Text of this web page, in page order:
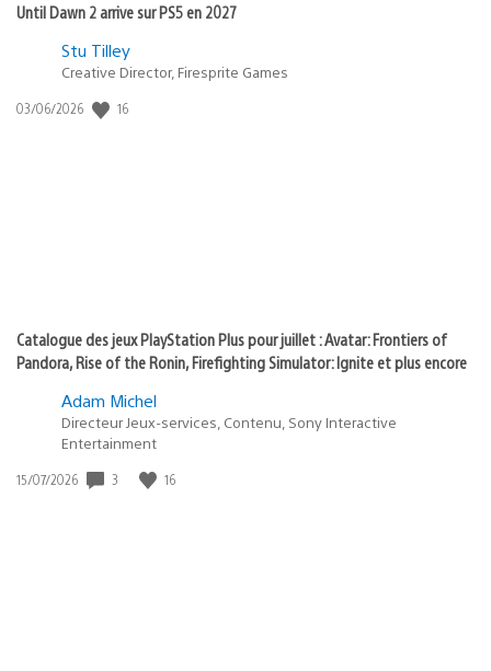
Until Dawn 2 arrive sur PS5 en 2027
Postée
:
Stu Tilley
Creative Director, Firesprite Games
Date
03/06/2026 16
Catalogue des jeux PlayStation Plus pour juillet : Avatar: Frontiers of
Pandora, Rise of the Ronin, Firefighting Simulator: Ignite et plus encore
Adam Michel
Directeur Jeux-services, Contenu, Sony Interactive
Entertainment
Date
15/07/2026 3 16